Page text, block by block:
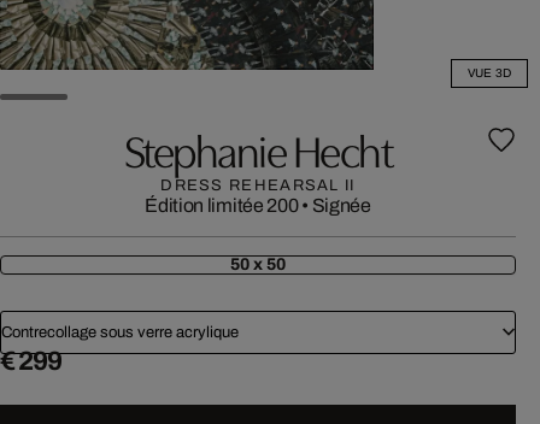
VUE 3D
Stephanie Hecht
DRESS REHEARSAL II
Édition limitée 200• Signée
50 x 50
Contrecollage sous verre acrylique
€ 299